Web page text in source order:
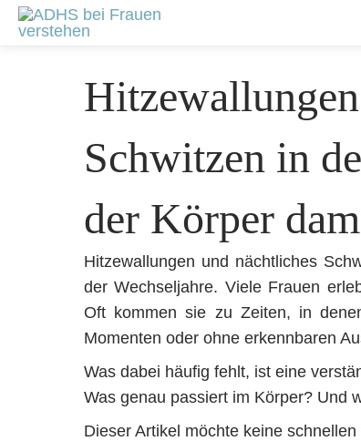
Zum
Inhalt
Schwitzen in
der Körper
Hitzewallungen und nächtliches
der Wechseljahre. Viele Frauen
Oft kommen sie zu Zeiten, in
Momenten oder ohne erkennbaren
Was dabei häufig fehlt, ist eine
Was genau passiert im Körper? Und
Dieser Artikel möchte keine
Beitragsnavigation